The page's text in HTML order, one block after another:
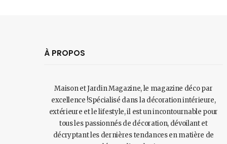
À PROPOS
Maison et Jardin Magazine, le magazine déco par
excellence !Spécialisé dans la décoration intérieure,
extérieure et le lifestyle, il est un incontournable pour
tous les passionnés de décoration, dévoilant et
décryptant les dernières tendances en matière de